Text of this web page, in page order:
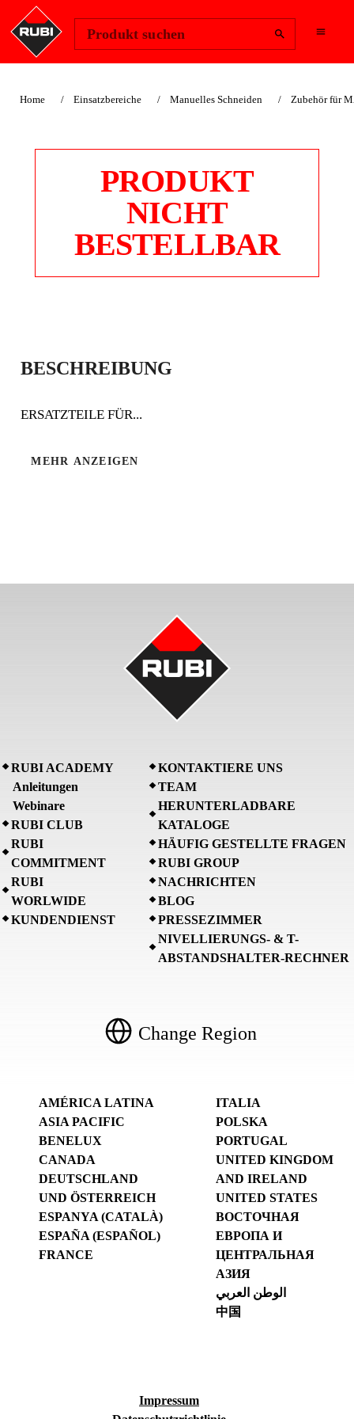
Produkt suchen
Home Einsatzbereiche Manuelles Schneiden Zubehör für
PRODUKT
NICHT
BESTELLBAR
WINKELZUBEHÖR
TI
ERSATZTEILE FÜR TI-SCHNEIDEMASCHINEN
BESCHREIBUNG
ERSATZTEILE FÜR...
MEHR ANZEIGEN
RUBI ACADEMY
Anleitungen
Webinare
RUBI CLUB
RUBI
COMMITMENT
RUBI
WORLWIDE
KUNDENDIENST
KONTAKTIERE UNS
TEAM
HERUNTERLADBARE
KATALOGE
HÄUFIG GESTELLTE FRAGEN
RUBI GROUP
NACHRICHTEN
BLOG
PRESSEZIMMER
NIVELLIERUNGS- & T-
ABSTANDSHALTER-RECHNER
Change Region
AMÉRICA LATINA
ASIA PACIFIC
BENELUX
CANADA
DEUTSCHLAND
UND ÖSTERREICH
ESPANYA (CATALÀ)
ESPAÑA (ESPAÑOL)
FRANCE
ITALIA
POLSKA
PORTUGAL
UNITED KINGDOM
AND IRELAND
UNITED STATES
ВОСТОЧНАЯ
ЕВРОПА И
ЦЕНТРАЛЬНАЯ
АЗИЯ
الوطن العربي
中国
Impressum